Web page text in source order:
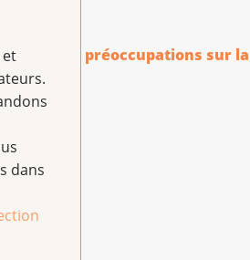
dans
leurs préoccupations sur la